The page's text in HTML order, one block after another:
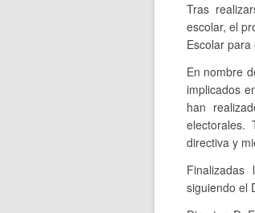
Tras
escolar, el
Escolar
En nombre
implicados
han
electorales.
directiva y
siguiendo el